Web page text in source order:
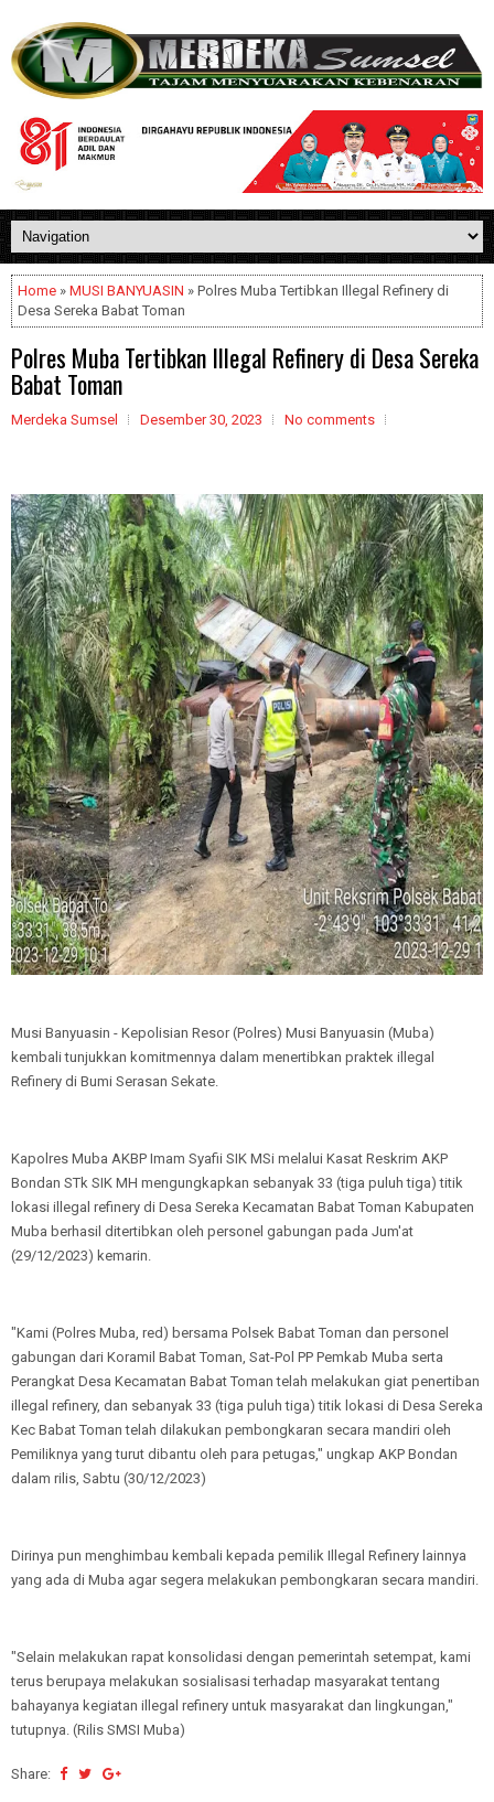
Home » MUSI BANYUASIN » Polres Muba Tertibkan Illegal Refinery di
Desa Sereka Babat Toman
Polres Muba Tertibkan Illegal Refinery di Desa Sereka
Babat Toman
Merdeka Sumsel Desember 30, 2023 No comments
Musi Banyuasin - Kepolisian Resor (Polres) Musi Banyuasin (Muba)
kembali tunjukkan komitmennya dalam menertibkan praktek illegal
Refinery di Bumi Serasan Sekate.
Kapolres Muba AKBP Imam Syafii SIK MSi melalui Kasat Reskrim AKP
Bondan STk SIK MH mengungkapkan sebanyak 33 (tiga puluh tiga) titik
lokasi illegal refinery di Desa Sereka Kecamatan Babat Toman Kabupaten
Muba berhasil ditertibkan oleh personel gabungan pada Jum'at
(29/12/2023) kemarin.
"Kami (Polres Muba, red) bersama Polsek Babat Toman dan personel
gabungan dari Koramil Babat Toman, Sat-Pol PP Pemkab Muba serta
Perangkat Desa Kecamatan Babat Toman telah melakukan giat penertiban
illegal refinery, dan sebanyak 33 (tiga puluh tiga) titik lokasi di Desa Sereka
Kec Babat Toman telah dilakukan pembongkaran secara mandiri oleh
Pemiliknya yang turut dibantu oleh para petugas," ungkap AKP Bondan
dalam rilis, Sabtu (30/12/2023)
Dirinya pun menghimbau kembali kepada pemilik Illegal Refinery lainnya
yang ada di Muba agar segera melakukan pembongkaran secara mandiri.
"Selain melakukan rapat konsolidasi dengan pemerintah setempat, kami
terus berupaya melakukan sosialisasi terhadap masyarakat tentang
bahayanya kegiatan illegal refinery untuk masyarakat dan lingkungan,"
tutupnya. (Rilis SMSI Muba)
Share: